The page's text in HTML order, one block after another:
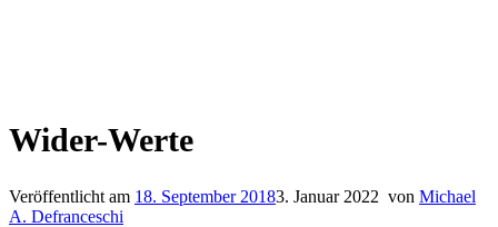
Wider-Werte
Veröffentlicht am 18. September 20183. Januar 2022 von Michael
A. Defranceschi